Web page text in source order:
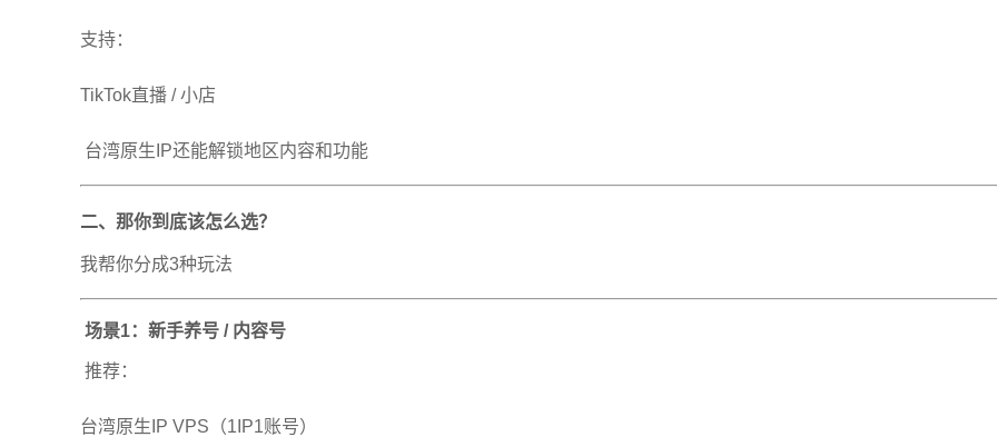
支持：
TikTok直播 / 小店
台湾原生IP还能解锁地区内容和功能
二、那你到底该怎么选？
我帮你分成3种玩法
场景1：新手养号 / 内容号
推荐：
台湾原生IP VPS（1IP1账号）